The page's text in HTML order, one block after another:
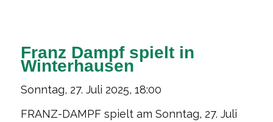
Franz Dampf spielt in
Winterhausen
Sonntag, 27. Juli 2025, 18:00
FRANZ-DAMPF spielt am Sonntag, 27. Juli